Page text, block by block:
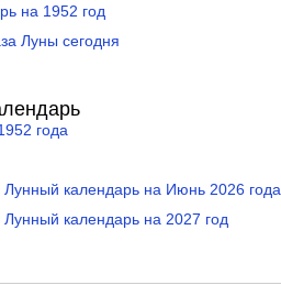
на 1952 год
Луны сегодня
года
Лунный календарь на Июнь 2026 года
Лунный календарь на 2027 год